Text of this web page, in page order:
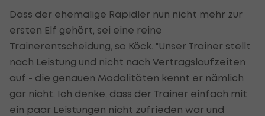
Dass der ehemalige Rapidler nun nicht mehr zur
ersten Elf gehört, sei eine reine
Trainerentscheidung, so Köck. "Unser Trainer stellt
nach Leistung und nicht nach Vertragslaufzeiten
auf - die genauen Modalitäten kennt er nämlich
gar nicht. Ich denke, dass der Trainer einfach mit
ein paar Leistungen nicht zufrieden war und